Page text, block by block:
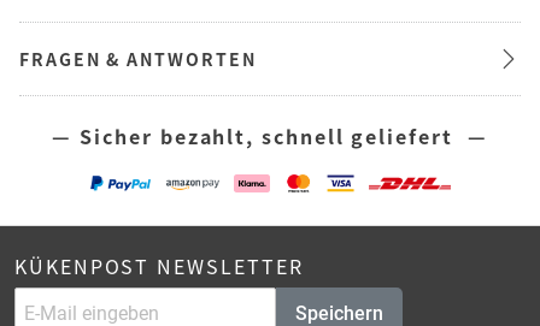
FRAGEN & ANTWORTEN
— Sicher bezahlt, schnell geliefert —
KÜKENPOST NEWSLETTER
Speichern